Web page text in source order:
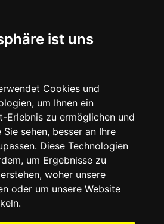
ist uns
Cookies und
um Ihnen ein
Erlebnis zu ermöglichen und
sehen, besser an Ihre
Diese Technologien
um Ergebnisse zu
woher unsere
oder um unsere Website